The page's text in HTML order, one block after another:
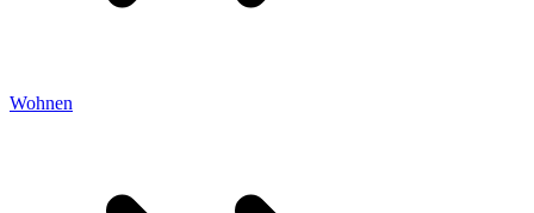
Wohnen